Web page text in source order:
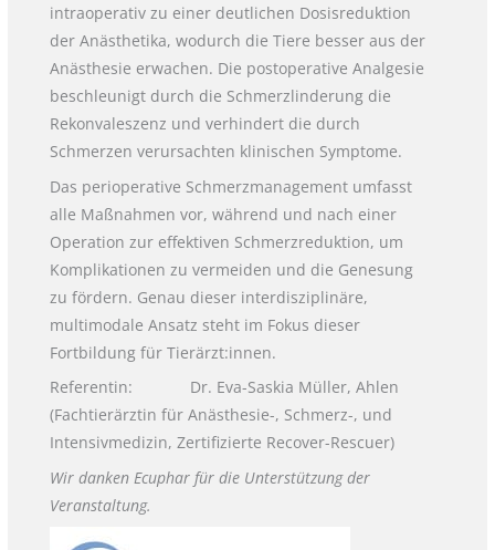
intraoperativ zu einer deutlichen Dosisreduktion
der Anästhetika, wodurch die Tiere besser aus der
Anästhesie erwachen. Die postoperative Analgesie
beschleunigt durch die Schmerzlinderung die
Rekonvaleszenz und verhindert die durch
Schmerzen verursachten klinischen Symptome.
Das perioperative Schmerzmanagement umfasst
alle Maßnahmen vor, während und nach einer
Operation zur effektiven Schmerzreduktion, um
Komplikationen zu vermeiden und die Genesung
zu fördern. Genau dieser interdisziplinäre,
multimodale Ansatz steht im Fokus dieser
Fortbildung für Tierärzt:innen.
Referentin: Dr. Eva-Saskia Müller, Ahlen
(Fachtierärztin für Anästhesie-, Schmerz-, und
Intensivmedizin, Zertifizierte Recover-Rescuer)
Wir danken Ecuphar für die Unterstützung der
Veranstaltung.